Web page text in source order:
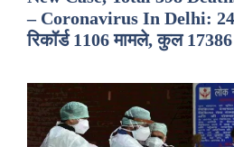
– Coronavirus In Delhi: 24
रिकॉर्ड 1106 मामले, कुल